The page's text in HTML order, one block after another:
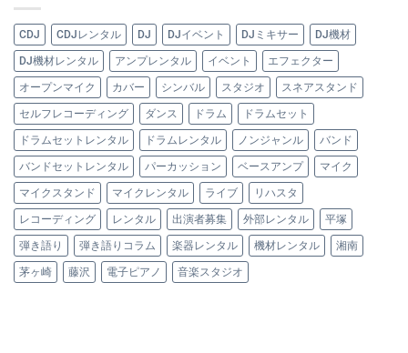
CDJ CDJレンタル DJ DJイベント DJミキサー DJ機材
DJ機材レンタル アンプレンタル イベント エフェクター
オープンマイク カバー シンバル スタジオ スネアスタンド
セルフレコーディング ダンス ドラム ドラムセット
ドラムセットレンタル ドラムレンタル ノンジャンル バンド
バンドセットレンタル パーカッション ベースアンプ マイク
マイクスタンド マイクレンタル ライブ リハスタ
レコーディング レンタル 出演者募集 外部レンタル 平塚
弾き語り 弾き語りコラム 楽器レンタル 機材レンタル 湘南
茅ヶ崎 藤沢 電子ピアノ 音楽スタジオ